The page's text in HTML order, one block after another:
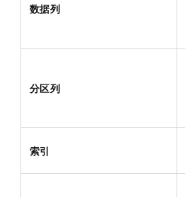
数据列
分区列
索引